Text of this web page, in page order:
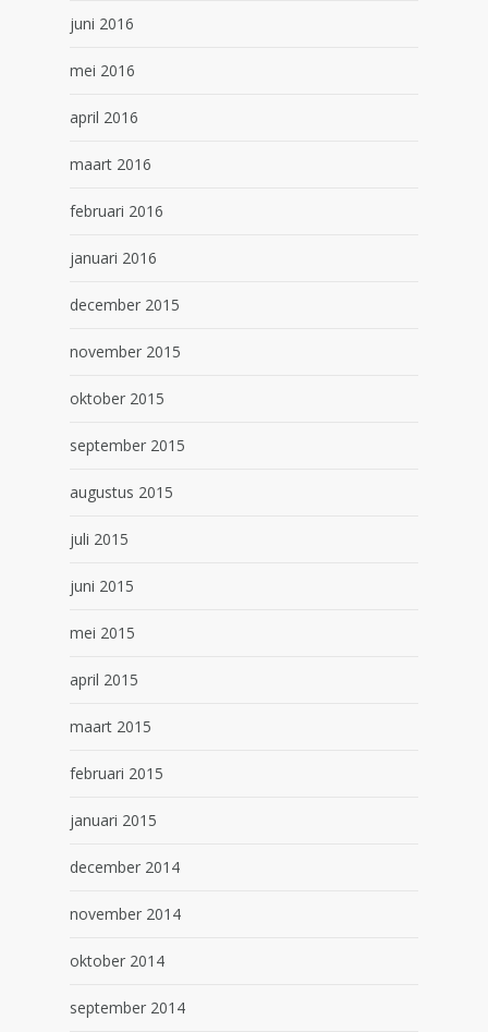
juni 2016
mei 2016
april 2016
maart 2016
februari 2016
januari 2016
december 2015
november 2015
oktober 2015
september 2015
augustus 2015
juli 2015
juni 2015
mei 2015
april 2015
maart 2015
februari 2015
januari 2015
december 2014
november 2014
oktober 2014
september 2014